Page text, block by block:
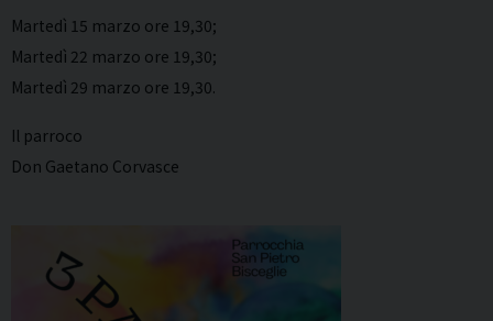
Martedì 15 marzo ore 19,30;
Martedì 22 marzo ore 19,30;
Martedì 29 marzo ore 19,30.
Il parroco
Don Gaetano Corvasce